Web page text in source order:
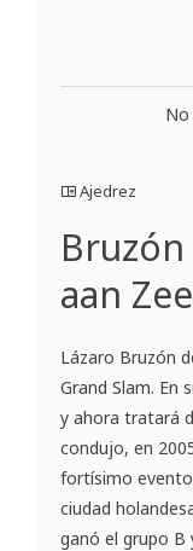
Ajedrez
aan Zee
Lázaro Bruzón
Grand Slam. En
y ahora tratará
condujo, en
fortísimo
ciudad
ganó el grupo